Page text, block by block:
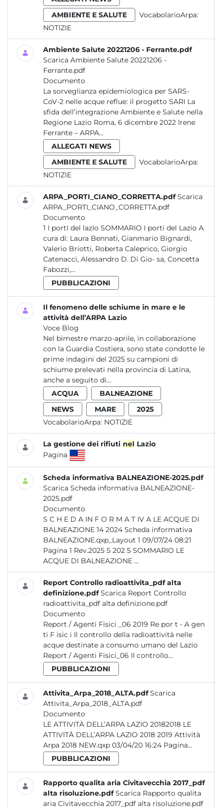
AMBIENTE E SALUTE
VocabolarioArpa:
NOTIZIE
Ambiente Salute 20221206 - Ferrante.pdf
Scarica Ambiente Salute 20221206 -
Ferrante.pdf
Documento
La sorveglianza epidemiologica per SARS-
CoV-2 nelle acque reflue: il progetto SARI La
sfida dell’integrazione Ambiente e Salute nella
Regione Lazio Roma, 6 dicembre 2022 Irene
Ferrante – ARPA...
ALLEGATI NEWS
AMBIENTE E SALUTE
VocabolarioArpa:
NOTIZIE
ARPA_PORTI_CIANO_CORRETTA.pdf Scarica
ARPA_PORTI_CIANO_CORRETTA.pdf
Documento
1 I portI del lazIo SOMMARIO I porti del Lazio A
cura di: Laura Bennati, Gianmario Bignardi,
Valerio Briotti, Roberta Caleprico, Giorgio
Catenacci, Alessandro D. Di Gio- sa, Concetta
Fabozzi,...
PUBBLICAZIONI
Il fenomeno delle schiume in mare e le
attività dell’ARPA Lazio
Voce Blog
Nel bimestre marzo-aprile, in collaborazione
con la Guardia Costiera, sono state condotte le
prime indagini del 2025 su campioni di
schiume prelevati nella provincia di Latina,
anche a seguito di...
ACQUA
BALNEAZIONE
NEWS
MARE
2025
VocabolarioArpa: NOTIZIE
La gestione dei rifiuti nel Lazio
Pagina
Scheda informativa BALNEAZIONE-2025.pdf
Scarica Scheda informativa BALNEAZIONE-
2025.pdf
Documento
S C H E D A IN F O R M A T IV A LE ACQUE DI
BALNEAZIONE 14 2024 Scheda informativa
BALNEAZIONE.qxp_Layout 1 09/07/24 08:21
Pagina 1 Rev.2025 5 202 5 SOMMARIO LE
ACQUE DI BALNEAZIONE ...
Report Controllo radioattivita_pdf alta
definizione.pdf Scarica Report Controllo
radioattivita_pdf alta definizione.pdf
Documento
Report / Agenti Fisici _06 2019 Re por t - A gen
ti F isic i Il controllo della radioattività nelle
acque destinate a consumo umano del Lazio
Report / Agenti Fisici_06 Il controllo...
PUBBLICAZIONI
Attivita_Arpa_2018_ALTA.pdf Scarica
Attivita_Arpa_2018_ALTA.pdf
Documento
LE ATTIVITÀ DELL’ARPA LAZIO 20182018 LE
ATTIVITÀ DELL’ARPA LAZIO 2018 2019 Attività
Arpa 2018 NEW.qxp 03/04/20 16:24 Pagina...
PUBBLICAZIONI
Rapporto qualita aria Civitavecchia 2017_pdf
alta risoluzione.pdf Scarica Rapporto qualita
aria Civitavecchia 2017_pdf alta risoluzione.pdf